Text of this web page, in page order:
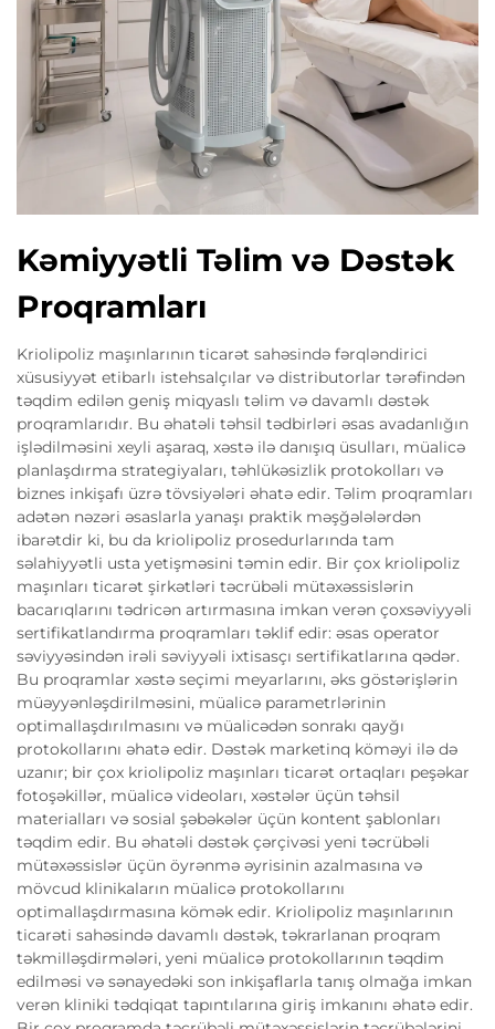
Kəmiyyətli Təlim və Dəstək
Proqramları
Kriolipoliz maşınlarının ticarət sahəsində fərqləndirici
xüsusiyyət etibarlı istehsalçılar və distributorlar tərəfindən
təqdim edilən geniş miqyaslı təlim və davamlı dəstək
proqramlarıdır. Bu əhatəli təhsil tədbirləri əsas avadanlığın
işlədilməsini xeyli aşaraq, xəstə ilə danışıq üsulları, müalicə
planlaşdırma strategiyaları, təhlükəsizlik protokolları və
biznes inkişafı üzrə tövsiyələri əhatə edir. Təlim proqramları
adətən nəzəri əsaslarla yanaşı praktik məşğələlərdən
ibarətdir ki, bu da kriolipoliz prosedurlarında tam
səlahiyyətli usta yetişməsini təmin edir. Bir çox kriolipoliz
maşınları ticarət şirkətləri təcrübəli mütəxəssislərin
bacarıqlarını tədricən artırmasına imkan verən çoxsəviyyəli
sertifikatlandırma proqramları təklif edir: əsas operator
səviyyəsindən irəli səviyyəli ixtisasçı sertifikatlarına qədər.
Bu proqramlar xəstə seçimi meyarlarını, əks göstərişlərin
müəyyənləşdirilməsini, müalicə parametrlərinin
optimallaşdırılmasını və müalicədən sonrakı qayğı
protokollarını əhatə edir. Dəstək marketinq köməyi ilə də
uzanır; bir çox kriolipoliz maşınları ticarət ortaqları peşəkar
fotoşəkillər, müalicə videoları, xəstələr üçün təhsil
materialları və sosial şəbəkələr üçün kontent şablonları
təqdim edir. Bu əhatəli dəstək çərçivəsi yeni təcrübəli
mütəxəssislər üçün öyrənmə əyrisinin azalmasına və
mövcud klinikaların müalicə protokollarını
optimallaşdırmasına kömək edir. Kriolipoliz maşınlarının
ticarəti sahəsində davamlı dəstək, təkrarlanan proqram
təkmilləşdirmələri, yeni müalicə protokollarının təqdim
edilməsi və sənayedəki son inkişaflarla tanış olmağa imkan
verən kliniki tədqiqat tapıntılarına giriş imkanını əhatə edir.